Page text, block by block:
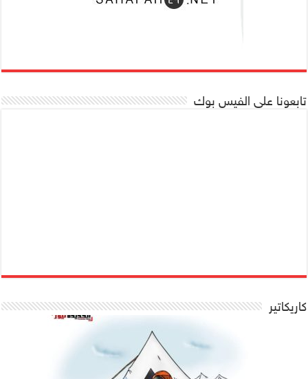
تابعونا على الفيس بوك
كاريكاتير